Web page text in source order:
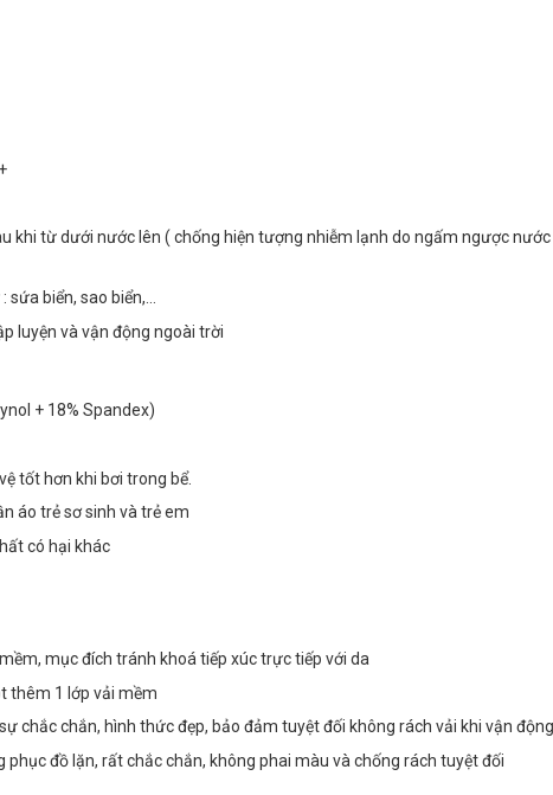
khi từ dưới nước lên ( chống hiện tượng nhiễm lạnh do ngấm ngược nước
sứa biển, sao biển,…
luyện và vận động ngoài trời
+ 18% Spandex)
tốt hơn khi bơi trong bể.
áo trẻ sơ sinh và trẻ em
có hại khác
mục đích tránh khoá tiếp xúc trực tiếp với da
thêm 1 lớp vải mềm
chắc chắn, hình thức đẹp, bảo đảm tuyệt đối không rách vải khi vận động
đồ lặn, rất chắc chắn, không phai màu và chống rách tuyệt đối